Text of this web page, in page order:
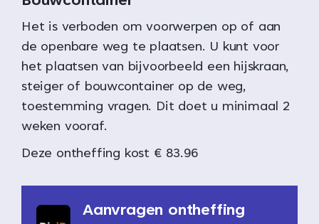
Het is verboden om voorwerpen op of aan
de openbare weg te plaatsen. U kunt voor
het plaatsen van bijvoorbeeld een hijskraan,
steiger of bouwcontainer op de weg,
toestemming vragen. Dit doet u minimaal 2
weken vooraf.
Deze ontheffing kost € 83.96
Aanvragen ontheffing